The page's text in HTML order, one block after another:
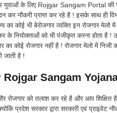
युवाओं के लिए Rojgar Sangam Portal की
कर नौकरी प्राप्त कर रहे है ! इसके साथ ही
का कोई भी बेरोजगार व्यक्ति इन रोजगार
नियोक्ताओं को भी पंजीकृत करना होता है !
का कोई रोजगार नहीं है ! रोजगार मेलो में निजी
जाती है !
Rojgar Sangam
रोजगार को तलाश कर रहे है और आप
प्रदेश सरकार द्वारा सरकारी एवं